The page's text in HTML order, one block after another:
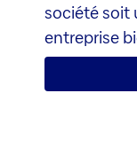
société soit
entreprise